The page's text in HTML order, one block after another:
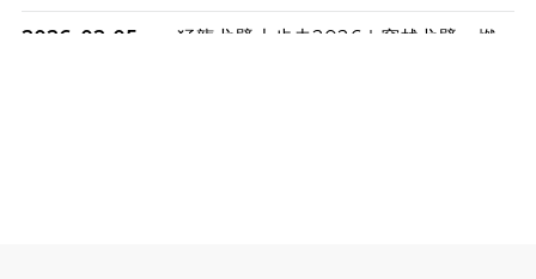
2026-02-05
猛龍戈壁大步走2026｜穿越戈壁．燃